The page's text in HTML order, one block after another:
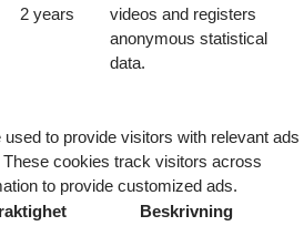
2 years
videos and registers
anonymous statistical
data.
to provide visitors with relevant ads
cookies track visitors across
to provide customized ads.
Beskrivning